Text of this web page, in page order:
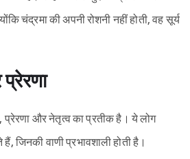
चंद्रमा की अपनी रोशनी नहीं होती, वह सूर्य
प्रेरणा और नेतृत्व का प्रतीक है। ये लोग
जिनकी वाणी प्रभावशाली होती है।